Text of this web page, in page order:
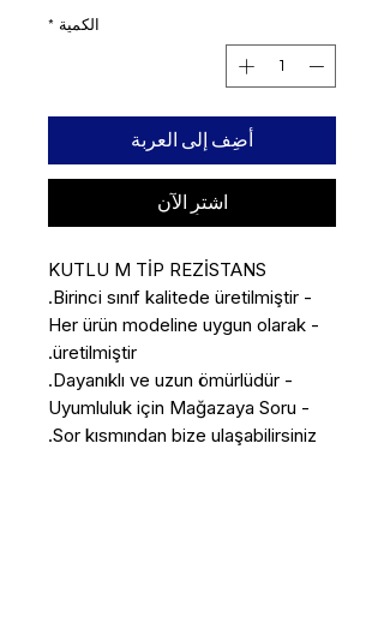
الكمية *
أضِف إلى العربة
اشترِ الآن
KUTLU M TİP REZİSTANS
- Birinci sınıf kalitede üretilmiştir.
- Her ürün modeline uygun olarak
üretilmiştir.
- Dayanıklı ve uzun ömürlüdür.
- Uyumluluk için Mağazaya Soru
Sor kısmından bize ulaşabilirsiniz.